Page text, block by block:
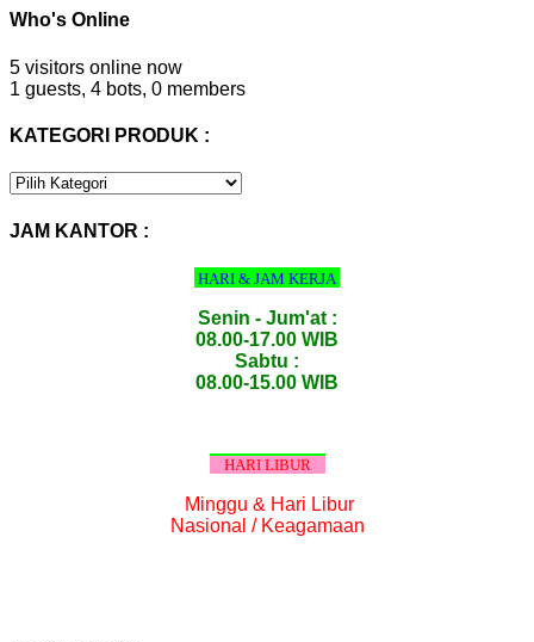
Who's Online
5 visitors online now
1 guests, 4 bots, 0 members
KATEGORI PRODUK :
KATEGORI
JAM KANTOR :
HARI & JAM KERJA
Senin - Jum'at :
08.00-17.00 WIB
Sabtu :
08.00-15.00 WIB
HARI LIBUR
Minggu & Hari Libur
Nasional / Keagamaan